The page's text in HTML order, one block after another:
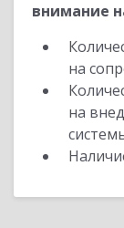
внимание
на
на